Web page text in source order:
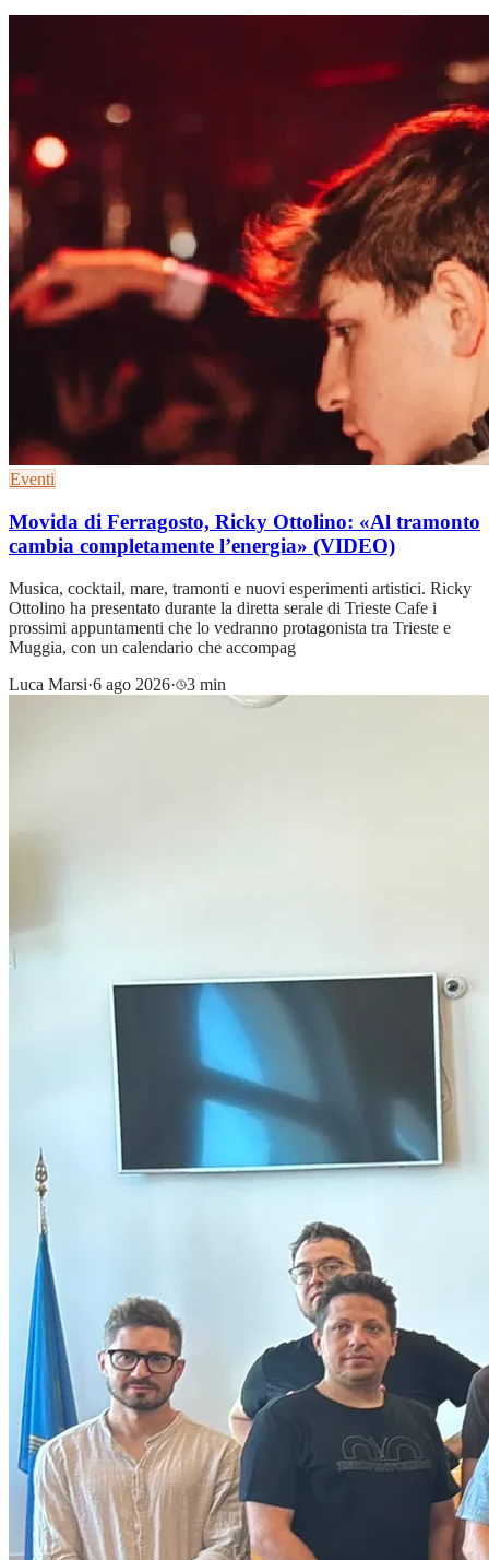
Eventi
Movida di Ferragosto, Ricky Ottolino: «Al tramonto
cambia completamente l’energia» (VIDEO)
Musica, cocktail, mare, tramonti e nuovi esperimenti artistici. Ricky
Ottolino ha presentato durante la diretta serale di Trieste Cafe i
prossimi appuntamenti che lo vedranno protagonista tra Trieste e
Muggia, con un calendario che accompag
Luca Marsi·6 ago 2026· 3 min